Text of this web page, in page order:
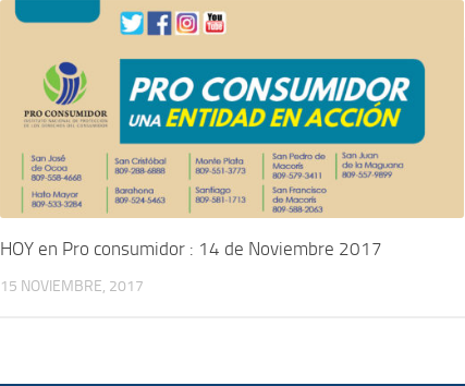
HOY en Pro consumidor : 14 de Noviembre 2017
15 NOVIEMBRE, 2017